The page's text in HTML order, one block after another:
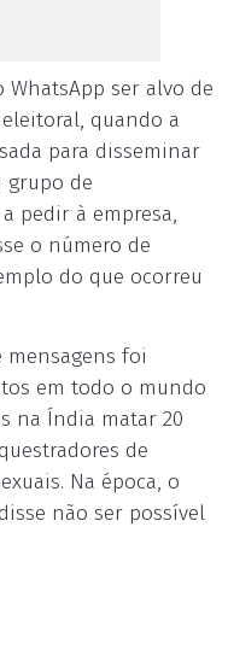
WhatsApp ser alvo de
quando a
para disseminar
grupo de
pedir à empresa,
o número de
do que ocorreu
mensagens foi
em todo o mundo
na Índia matar 20
de
Na época, o
não ser possível